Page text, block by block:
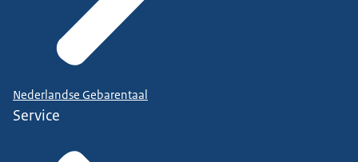
Nederlandse Gebarentaal
Service